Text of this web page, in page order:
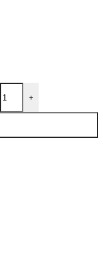
+